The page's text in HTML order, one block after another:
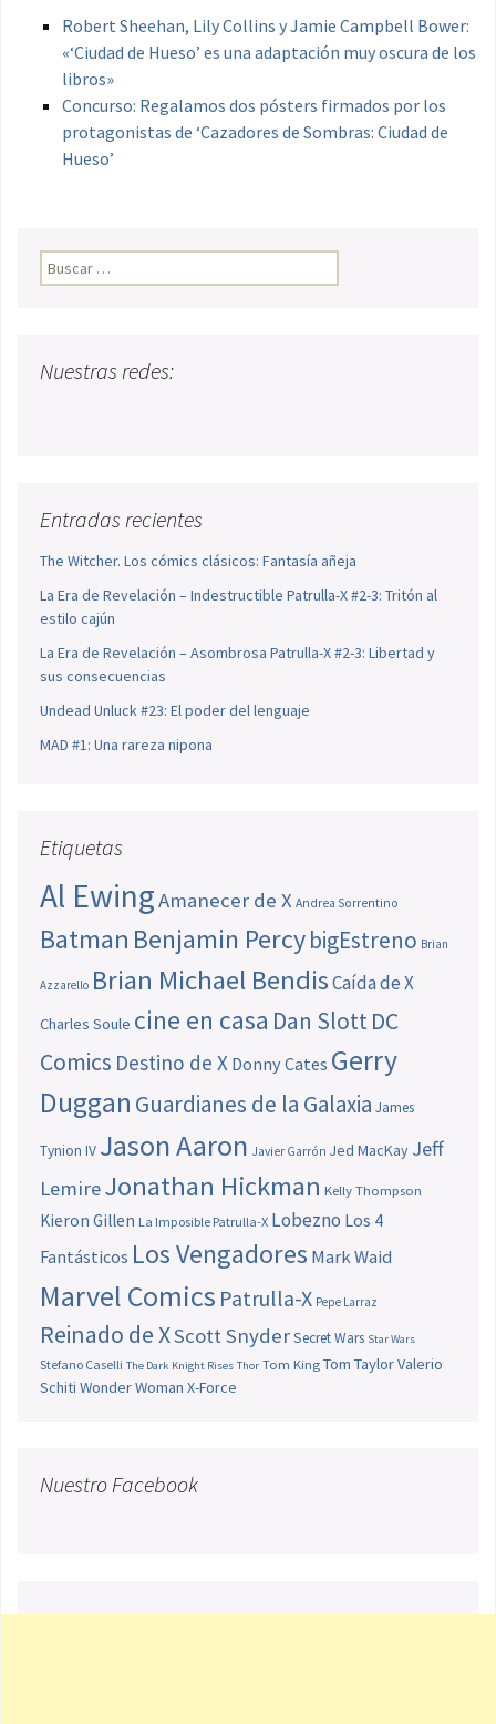
Robert Sheehan, Lily Collins y Jamie Campbell Bower:
«‘Ciudad de Hueso’ es una adaptación muy oscura de los
libros»
Concurso: Regalamos dos pósters firmados por los
protagonistas de ‘Cazadores de Sombras: Ciudad de
Hueso’
Buscar:
Nuestras redes:
Entradas recientes
The Witcher. Los cómics clásicos: Fantasía añeja
La Era de Revelación – Indestructible Patrulla-X #2-3: Tritón al
estilo cajún
La Era de Revelación – Asombrosa Patrulla-X #2-3: Libertad y
sus consecuencias
Undead Unluck #23: El poder del lenguaje
MAD #1: Una rareza nipona
Etiquetas
Al EwingAmanecer de X Andrea Sorrentino
Batman Benjamin PercybigEstreno Brian
Azzarello Brian Michael BendisCaída de X
Charles Soule cine en casa Dan SlottDC
Comics Destino de X Donny Cates Gerry
Duggan Guardianes de la Galaxia James
Tynion IV Jason Aaron Javier Garrón Jed MacKay Jeff
LemireJonathan Hickman Kelly Thompson
Kieron Gillen La Imposible Patrulla-X Lobezno Los 4
Fantásticos Los Vengadores Mark Waid
Marvel Comics Patrulla-X Pepe Larraz
Reinado de XScott SnyderSecret Wars Star Wars
Stefano Caselli The Dark Knight Rises Thor Tom King Tom TaylorValerio
Schiti Wonder Woman X-Force
Nuestro Facebook